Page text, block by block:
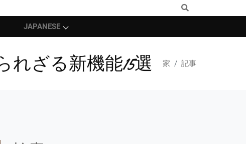
JAPANESE
れざる新機能15選 家 記事